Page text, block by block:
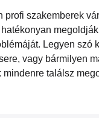
profi szakemberek
Legyen szó
vagy bármilyen
mindenre találsz